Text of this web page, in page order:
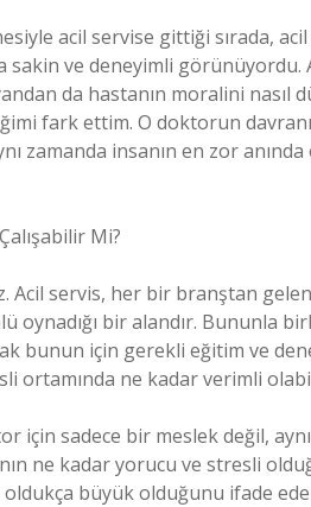
acil servise gittiği sırada,
sakin ve deneyimli görünüyordu.
da hastanın moralini nasıl
fark ettim. O doktorun
zamanda insanın en zor
Mi?
Acil servis, her bir branştan
oynadığı bir alandır. Bununla
bunun için gerekli eğitim ve
ortamında ne kadar verimli
için sadece bir meslek değil,
ne kadar yorucu ve stresli
büyük olduğunu ifade